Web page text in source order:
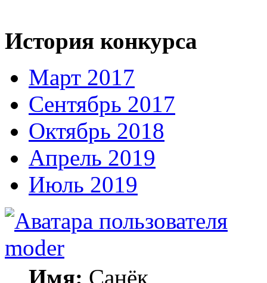
История конкурса
Март 2017
Сентябрь 2017
Октябрь 2018
Апрель 2019
Июль 2019
moder
Имя: Санёк